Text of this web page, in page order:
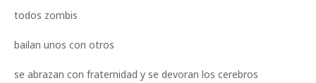
todos zombis
bailan unos con otros
se abrazan con fraternidad y se devoran los cerebros